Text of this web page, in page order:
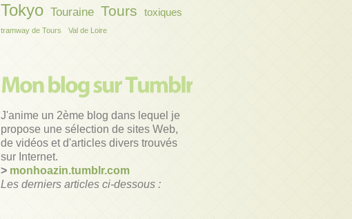
Tokyo Touraine Tours toxiques
tramway de Tours Val de Loire
J'anime un 2ème blog dans lequel je
propose une sélection de sites Web,
de vidéos et d'articles divers trouvés
sur Internet.
> monhoazin.tumblr.com
Les derniers articles ci-dessous :